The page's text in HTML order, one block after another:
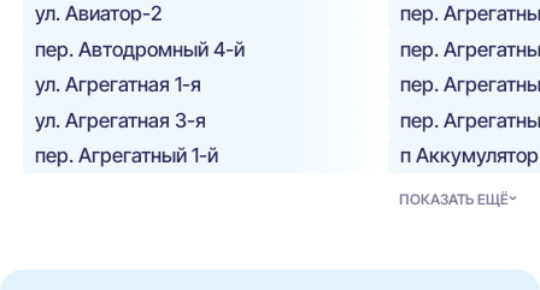
ул. Авиатор-2
пер. Автодромный 4-й
ул. Агрегатная 1-я
ул. Агрегатная 3-я
пер. Агрегатный 1-й
пер.
пер.
пер.
пер.
п Аккумулятор
ПОКАЗАТЬ ЕЩЁ